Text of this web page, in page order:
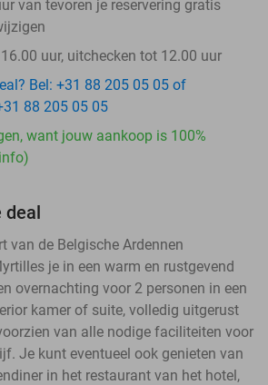
van tevoren je reservering gratis
uur, uitchecken tot 12.00 uur
Bel: +31 88 205 05 05 of
88 205 05 05
want jouw aankoop is 100%
deal
van de Belgische Ardennen
je in een warm en rustgevend
overnachting voor 2 personen in een
kamer of suite, volledig uitgerust
van alle nodige faciliteiten voor
Je kunt eventueel ook genieten van
in het restaurant van het hotel,